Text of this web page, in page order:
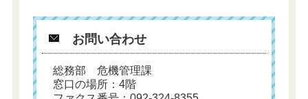
お問い合わせ
総務部 危機管理課
窓口の場所：4階